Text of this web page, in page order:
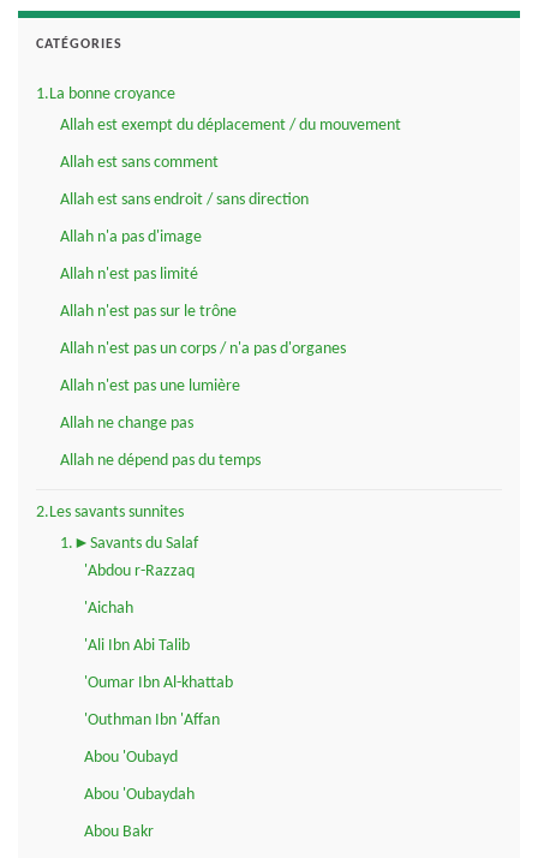
CATÉGORIES
1.La bonne croyance
Allah est exempt du déplacement / du mouvement
Allah est sans comment
Allah est sans endroit / sans direction
Allah n'a pas d'image
Allah n'est pas limité
Allah n'est pas sur le trône
Allah n'est pas un corps / n'a pas d'organes
Allah n'est pas une lumière
Allah ne change pas
Allah ne dépend pas du temps
2.Les savants sunnites
1.►Savants du Salaf
'Abdou r-Razzaq
'Aichah
'Ali Ibn Abi Talib
'Oumar Ibn Al-khattab
'Outhman Ibn 'Affan
Abou 'Oubayd
Abou 'Oubaydah
Abou Bakr